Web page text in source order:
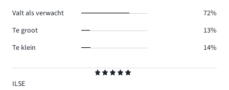
5
ILSE
Valt als verwacht
72%
Te groot
13%
Te klein
14%